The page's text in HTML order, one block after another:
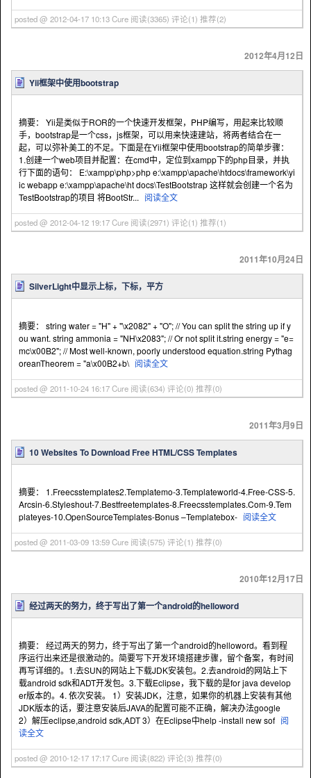
posted @ 2012-04-17 10:13 Cure 阅读(3365) 评论(1) 推荐(2)
2012年4月12日
Yii框架中使用bootstrap
摘要： Yii是类似于ROR的一个快速开发框架，PHP编写，用起来比较顺
手，bootstrap是一个css，js框架，可以用来快速建站，将两者结合在一
起，可以弥补美工的不足。下面是在Yii框架中使用bootstrap的简单步骤：
1.创建一个web项目并配置：在cmd中，定位到xampp下的php目录，并执
行下面的语句： E:\xampp\php>php e:\xampp\apache\htdocs\framework\yi
ic webapp e:\xampp\apache\ht docs\TestBootstrap 这样就会创建一个名为
TestBootstrap的项目 将BootStr... 阅读全文
posted @ 2012-04-12 19:17 Cure 阅读(2971) 评论(1) 推荐(1)
2011年10月24日
SilverLight中显示上标，下标，平方
摘要： string water = "H" + "\x2082" + "O"; // You can split the string up if y
ou want. string ammonia = "NH\x2083"; // Or not split it.string energy = "e=
mc\x00B2"; // Most well-known, poorly understood equation.string Pythag
oreanTheorem = "a\x00B2+b\ 阅读全文
posted @ 2011-10-24 16:17 Cure 阅读(634) 评论(0) 推荐(0)
2011年3月9日
10 Websites To Download Free HTML/CSS Templates
摘要： 1.Freecsstemplates2.Templatemo-3.Templateworld-4.Free-CSS-5.
Arcsin-6.Styleshout-7.Bestfreetemplates-8.Freecsstemplates.Com-9.Tem
plateyes-10.OpenSourceTemplates-Bonus –Templatebox- 阅读全文
posted @ 2011-03-09 13:59 Cure 阅读(575) 评论(1) 推荐(0)
2010年12月17日
经过两天的努力，终于写出了第一个android的helloword
摘要： 经过两天的努力，终于写出了第一个android的helloword。看到程
序运行出来还是很激动的。简要写下开发环境搭建步骤，留个备案，有时间
再写详细的。1.去SUN的网站上下载JDK安装包。2.去android的网站上下
载android sdk和ADT开发包。3.下载Eclipse，我下载的是for java develop
er版本的。4. 依次安装。 1）安装JDK，注意，如果你的机器上安装有其他
JDK版本的话，要注意安装后JAVA的配置可能不正确，解决办法google
2）解压eclipse,android sdk,ADT 3）在Eclipse中help -install new sof 阅
读全文
posted @ 2010-12-17 17:17 Cure 阅读(822) 评论(3) 推荐(0)